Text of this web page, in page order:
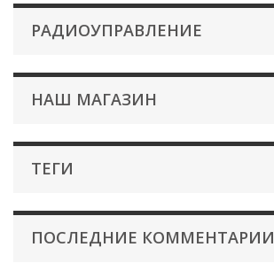
РАДИОУПРАВЛЕНИЕ
НАШ МАГАЗИН
ТЕГИ
ПОСЛЕДНИЕ КОММЕНТАРИИ